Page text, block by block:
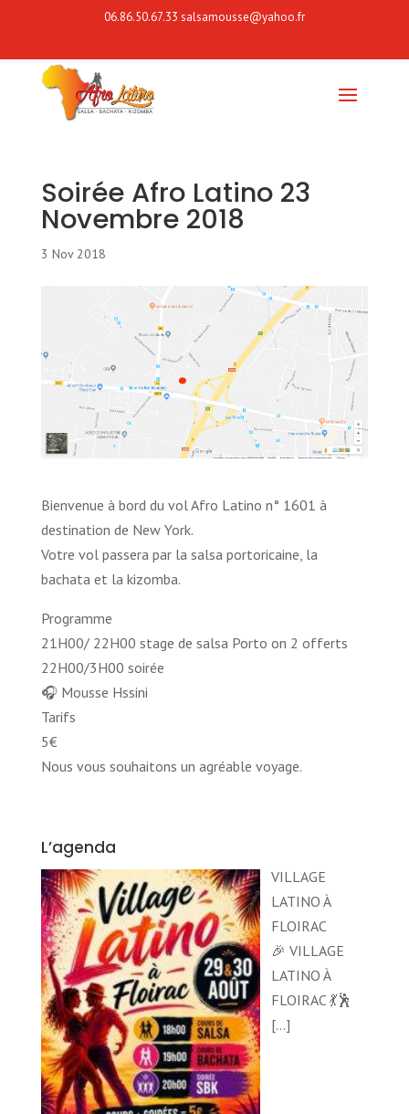
06.86.50.67.33 salsamousse@yahoo.fr
Soirée Afro Latino 23
Novembre 2018
3 Nov 2018
Bienvenue à bord du vol Afro Latino n° 1601 à
destination de New York.
Votre vol passera par la salsa portoricaine, la
bachata et la kizomba.
Programme
21H00/ 22H00 stage de salsa Porto on 2 offerts
22H00/3H00 soirée
🎧 Mousse Hssini
Tarifs
5€
Nous vous souhaitons un agréable voyage.
L’agenda
VILLAGE
LATINO À
FLOIRAC
🎉 VILLAGE
LATINO À
FLOIRAC 💃🕺
[…]